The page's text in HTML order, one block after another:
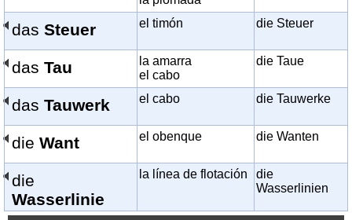
das Steuer el timón die Steuer
das Tau
la amarra
el cabo
die Taue
das Tauwerk el cabo die Tauwerke
die Want el obenque die Wanten
die
Wasserlinie
la línea de flotación
die
Wasserlinien